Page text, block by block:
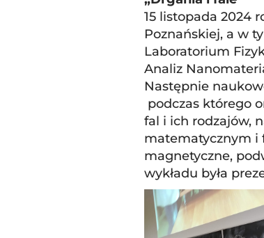
15 listopada 2024
Poznańskiej, a w
Laboratorium
Analiz
Następnie
podczas którego
fal i ich rodzajów,
matematycznym i
magnetyczne,
wykładu była